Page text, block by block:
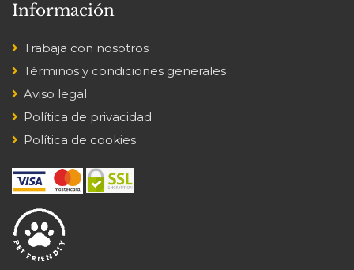
Información
Trabaja con nosotros
Términos y condiciones generales
Aviso legal
Política de privacidad
Política de cookies